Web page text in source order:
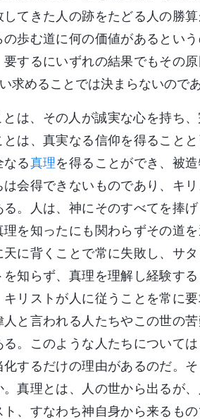
てきた人の跡をたどる人の勝
歩む道に何の価値があるとい
するにいずれの結果でもその
求めることでは決まらないのであ
は、その人が誠実な心を持ち
は、真実なる信仰を得ること
る真理を得ることができ、被
会得できないものであり、キ
。人は、神にそのすべてを捧
を知ったにも関わらずその道
に背くことで常に失敗し、サ
知らず、真理を理解し経験す
リストが人に従うことを常に
と言われる人たちやこの世の
。このような人たちについて
するだけの理由があるのだ。
真理とは、人の世から出るが
、すなわち神自身から来るも